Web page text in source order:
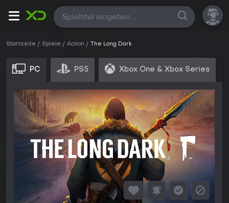
Alle
Startseite Spiele Action The Long Dark
PC PS5 Xbox One & Xbox Series